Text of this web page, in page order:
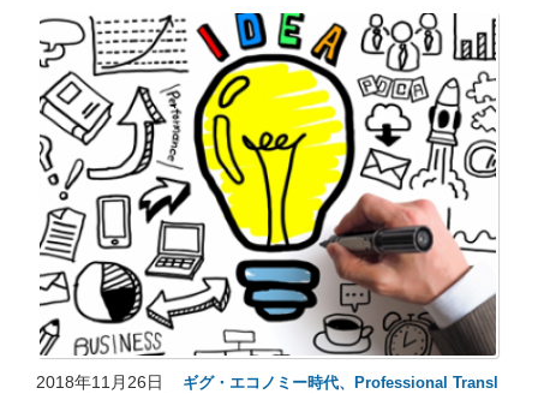
2018年11月26日 ギグ・エコノミー時代、Professional Transl